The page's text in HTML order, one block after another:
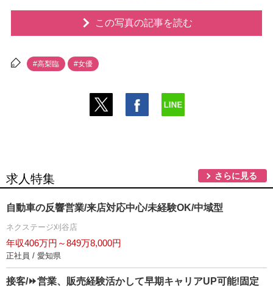
この写真の記事を読む
#高梨臨 #女優
求人特集 さらに見る
自動車の反響営業/来店対応中心/未経験OK/中域型
ネクステージ刈谷店
年収406万円～849万8,000円
正社員 / 愛知県
接客/⏩️営業、販売経験活かして早期キャリアUP可能!固定